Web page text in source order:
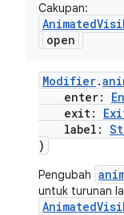
Cakupan:
open
Modifier.
enter:
exit:
label:
)
Pengubah
untuk turunan